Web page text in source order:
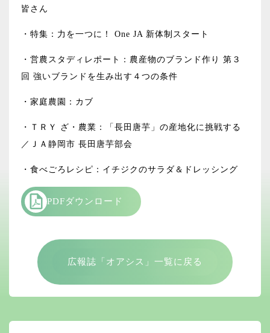
皆さん
・特集：力を一つに！ One JA 新体制スタート
・営農スタディレポート：農産物のブランド作り 第３
回 強いブランドを生み出す４つの条件
・家庭農園：カブ
・ＴＲＹ ざ・農業：「長田唐芋」の産地化に挑戦する
／ＪＡ静岡市 長田唐芋部会
・食べごろレシピ：イチジクのサラダ＆ドレッシング
PDFダウンロード
広報誌「オアシス」一覧に戻る